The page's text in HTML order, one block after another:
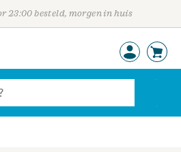
23:00 besteld, morgen in huis